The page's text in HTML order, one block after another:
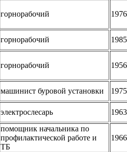
горнорабочий 1976
горнорабочий
1985
горнорабочий 1956
машинист буровой установки
1975
электрослесарь
1963
помощник начальника по
профилактической работе и
ТБ
1966